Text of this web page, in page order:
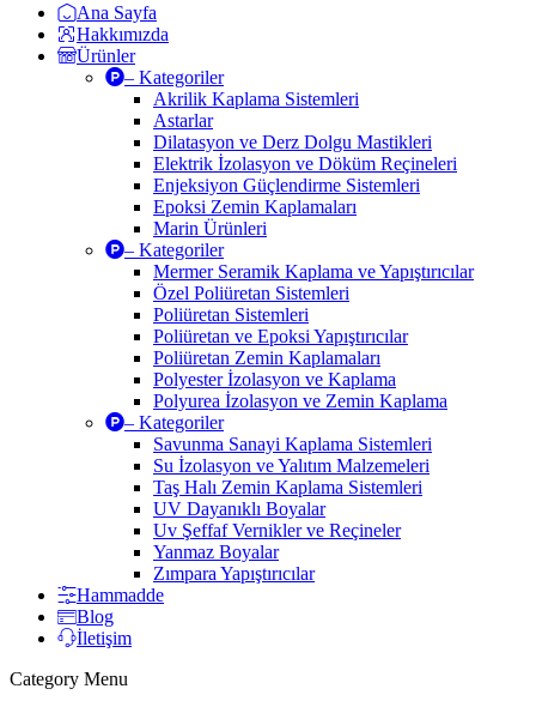
Ana Sayfa
Hakkımızda
Ürünler
– Kategoriler
Akrilik Kaplama Sistemleri
Astarlar
Dilatasyon ve Derz Dolgu Mastikleri
Elektrik İzolasyon ve Döküm Reçineleri
Enjeksiyon Güçlendirme Sistemleri
Epoksi Zemin Kaplamaları
Marin Ürünleri
– Kategoriler
Mermer Seramik Kaplama ve Yapıştırıcılar
Özel Poliüretan Sistemleri
Poliüretan Sistemleri
Poliüretan ve Epoksi Yapıştırıcılar
Poliüretan Zemin Kaplamaları
Polyester İzolasyon ve Kaplama
Polyurea İzolasyon ve Zemin Kaplama
– Kategoriler
Savunma Sanayi Kaplama Sistemleri
Su İzolasyon ve Yalıtım Malzemeleri
Taş Halı Zemin Kaplama Sistemleri
UV Dayanıklı Boyalar
Uv Şeffaf Vernikler ve Reçineler
Yanmaz Boyalar
Zımpara Yapıştırıcılar
Hammadde
Blog
İletişim
Category Menu